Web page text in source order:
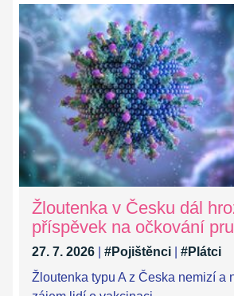
Žloutenka v Česku dál
příspěvek na očkování
27. 7. 2026 #Pojištěnci
#Plátci
Žloutenka typu A z Česka nemizí a